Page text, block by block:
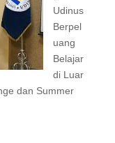
Udinus
Berpel
uang
Belajar
di Luar
dan Summer